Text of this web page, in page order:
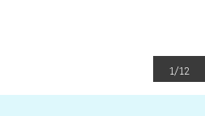
1/12